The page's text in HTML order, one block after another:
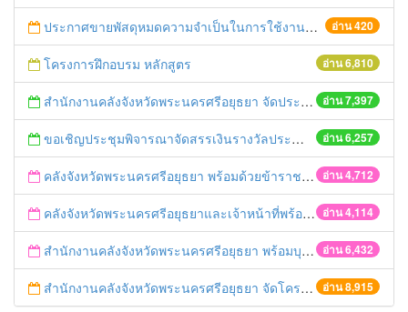
อ่าน 420
ประกาศขายพัสดุหมดความจำเป็นในการใช้งานของสำนักงานคลังจังหวัดพระนครศรีอยุธยา
อ่าน 6,810
โครงการฝึกอบรม หลักสูตร
อ่าน 7,397
สำนักงานคลังจังหวัดพระนครศรีอยุธยา จัดประชุมคณะกรรมการพิจารณากิจกรรมทางเศรษฐกิจ GPP ครั้งที่ ๑/๒๕๕๖
อ่าน 6,257
ขอเชิญประชุมพิจารณาจัดสรรเงินรางวัลประจำปีงบประมาณ พ.ศ. 2554
อ่าน 4,712
คลังจังหวัดพระนครศรีอยุธยา พร้อมด้วยข้าราชการสำนักงานคลังจังหวัดพระนครศรีอยุธยา ร่วมพิธีเฉลิมพระเกียรติสมเด็จพระนางเจ้าฯ พระบรมราชินีนาถ เนื่องในโอกาสพระราชพิธีมหามงคลเฉลิมพระชนมพรรษา ๘๑ พรรษา
อ่าน 4,114
คลังจังหวัดพระนครศรีอยุธยาและเจ้าหน้าที่พร้อมด้วยคลังเขต ๑ เข้าร่วมกิจกรรมงาน“นวัตศิลป์ไทย เทิดไท้ องค์ราชินี”
อ่าน 6,432
สำนักงานคลังจังหวัดพระนครศรีอยุธยา พร้อมบุคลากรสำนักงานคลังจังหวัดพระนครศรีอยุธยา เข้าร่วมกิจกรรมเฉลิมพระเกียรติฯ “อนุรักษ์เอกลักษณ์ไทย ถวายองค์ราชินี”
อ่าน 8,915
สำนักงานคลังจังหวัดพระนครศรีอยุธยา จัดโครงการอบรม “เสริมสร้างความเข้าใจเกี่ยวกับระเบียบกระทรวงการคลังว่าด้วยเงินทดรองราชการเพื่อช่วยเหลือผู้ประสบภัยพิบัติ กรณีฉุกเฉิน พ.ศ. ๒๕๕๖